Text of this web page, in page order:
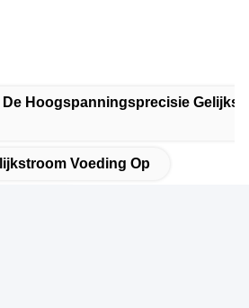
De Hoogspanningsprecisie
Voeding Op